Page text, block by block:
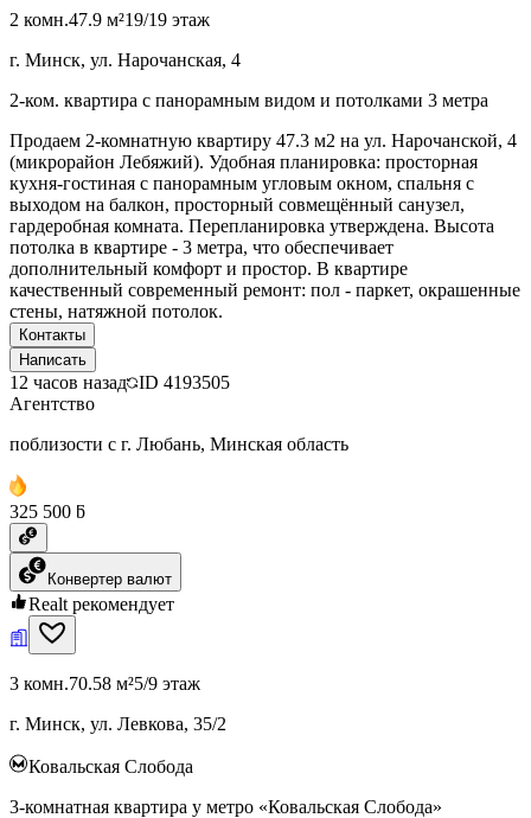
2 комн.47.9 м²19/19 этаж
г. Минск, ул. Нарочанская, 4
2-ком. квартира с панорамным видом и потолками 3 метра
Продаем 2-комнатную квартиру 47.3 м2 на ул. Нарочанской, 4
(микрорайон Лебяжий). Удобная планировка: просторная
кухня-гостиная с панорамным угловым окном, спальня с
выходом на балкон, просторный совмещённый санузел,
гардеробная комната. Перепланировка утверждена. Высота
потолка в квартире - 3 метра, что обеспечивает
дополнительный комфорт и простор. В квартире
качественный современный ремонт: пол - паркет, окрашенные
стены, натяжной потолок.
Контакты
Написать
12 часов назад ID 4193505
Агентство
поблизости с г. Любань, Минская область
325 500 ƃ
Конвертер валют
Realt рекомендует
3 комн.70.58 м²5/9 этаж
г. Минск, ул. Левкова, 35/2
Ковальская Слобода
3-комнатная квартира у метро «Ковальская Слобода»